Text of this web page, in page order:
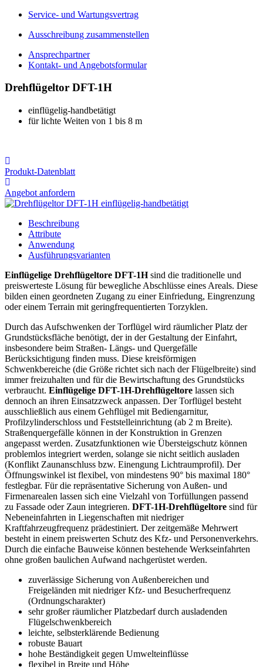
Service- und Wartungsvertrag
Ausschreibung zusammenstellen
Ansprechpartner
Kontakt- und Angebotsformular
Drehflügeltor DFT-1H
einflügelig-handbetätigt
für lichte Weiten von 1 bis 8 m
Produkt-Datenblatt
Angebot anfordern
Beschreibung
Attribute
Anwendung
Ausführungsvarianten
Einflügelige Drehflügeltore DFT-1Hsind die traditionelle und
preiswerteste Lösung für bewegliche Abschlüsse eines Areals. Diese
bilden einen geordneten Zugang zu einer Einfriedung, Eingrenzung
oder einem Terrain mit geringfrequentierten Torzyklen.
Durch das Aufschwenken der Torflügel wird räumlicher Platz der
Grundstücksfläche benötigt, der in der Gestaltung der Einfahrt,
insbesondere beim Straßen- Längs- und Quergefälle
Berücksichtigung finden muss. Diese kreisförmigen
Schwenkbereiche (die Größe richtet sich nach der Flügelbreite) sind
immer freizuhalten und für die Bewirtschaftung des Grundstücks
verbraucht. Einflügelige DFT-1H-Drehflügeltore lassen sich
dennoch an ihren Einsatzzweck anpassen. Der Torflügel besteht
ausschließlich aus einem Gehflügel mit Bediengarnitur,
Profilzylinderschloss und Feststelleinrichtung (ab 2 m Breite).
Straßenquergefälle können in der Konstruktion in Grenzen
angepasst werden. Zusatzfunktionen wie Übersteigschutz können
problemlos integriert werden, solange sie nicht seitlich ausladen
(Konflikt Zaunanschluss bzw. Einengung Lichtraumprofil). Der
Öffnungswinkel ist flexibel, von mindestens 90° bis maximal 180°
festlegbar. Für die repräsentative Sicherung von Außen- und
Firmenarealen lassen sich eine Vielzahl von Torfüllungen passend
zu Fassade oder Zaun integrieren. DFT-1H-Drehflügeltore sind für
Nebeneinfahrten in Liegenschaften mit niedriger
Kraftfahrzeugfrequenz prädestiniert. Der zeitgemäße Mehrwert
besteht in einem preiswerten Schutz des Kfz- und Personenverkehrs.
Durch die einfache Bauweise können bestehende Werkseinfahrten
ohne großen baulichen Aufwand nachgerüstet werden.
zuverlässige Sicherung von Außenbereichen und
Freigeländen mit niedriger Kfz- und Besucherfrequenz
(Ordnungscharakter)
sehr großer räumlicher Platzbedarf durch ausladenden
Flügelschwenkbereich
leichte, selbsterklärende Bedienung
robuste Bauart
hohe Beständigkeit gegen Umwelteinflüsse
flexibel in Breite und Höhe